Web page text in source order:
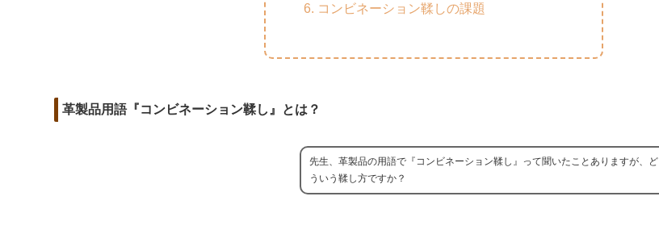
コンビネーション鞣しの課題
革製品用語『コンビネーション鞣し』とは？
先生、革製品の用語で『コンビネーション鞣し』って聞いたことありますが、ど
ういう鞣し方ですか？